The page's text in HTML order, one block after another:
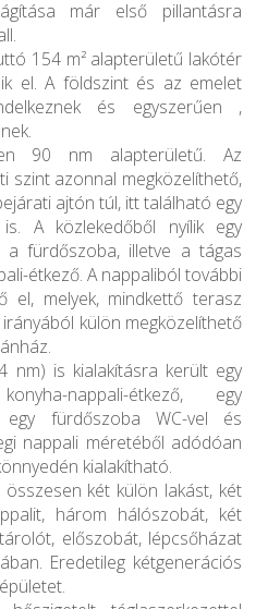
már első pillantásra
154 m² alapterületű lakótér
el. A földszint és az emelet
és egyszerűen ,
90 nm alapterületű. Az
szint azonnal megközelíthető,
ajtón túl, itt található egy
is. A közlekedőből nyílik egy
a fürdőszoba, illetve a tágas
étkező. A nappaliból további
el, melyek, mindkettő terasz
külön megközelíthető
nm) is kialakításra került egy
nappali-étkező, egy
egy fürdőszoba WC-vel és
nappali méretéből adódóan
kialakítható.
két külön lakást, két
három hálószobát, két
előszobát, lépcsőházat
Eredetileg kétgenerációs